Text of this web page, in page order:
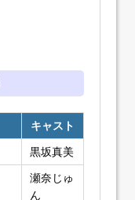
キャスト
黒坂真美
瀬奈じゅ
ん